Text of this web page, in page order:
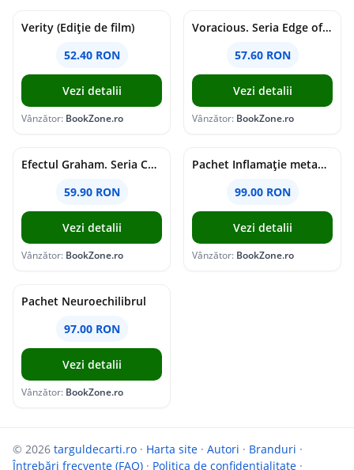
Verity (Ediție de film)
52.40 RON
Vezi detalii
Vânzător: BookZone.ro
Voracious. Seria Edge of Darkness Vol.2
57.60 RON
Vezi detalii
Vânzător: BookZone.ro
Efectul Graham. Seria Campus Diaries Vol.1
59.90 RON
Vezi detalii
Vânzător: BookZone.ro
Pachet Inflamație metabolism și creier
99.00 RON
Vezi detalii
Vânzător: BookZone.ro
Pachet Neuroechilibrul
97.00 RON
Vezi detalii
Vânzător: BookZone.ro
© 2026 targuldecarti.ro · Harta site · Autori · Branduri ·
Întrebări frecvente (FAQ) · Politica de confidențialitate ·